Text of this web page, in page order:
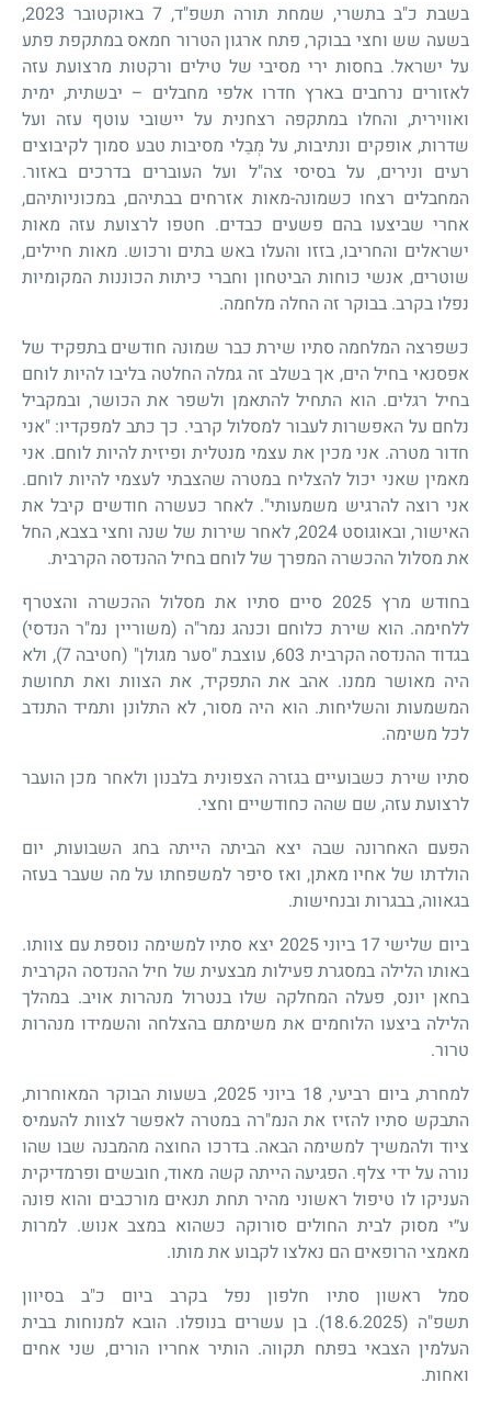
בשבת כ"ב בתשרי, שמחת תורה תשפ"ד, 7 באוקטובר 2023,
בשעה שש וחצי בבוקר, פתח ארגון הטרור חמאס במתקפת פתע
על ישראל. בחסות ירי מסיבי של טילים ורקטות מרצועת עזה
לאזורים נרחבים בארץ חדרו אלפי מחבלים – יבשתית, ימית
ואווירית, והחלו במתקפה רצחנית על יישובי עוטף עזה ועל
שדרות, אופקים ונתיבות, על מְבַלי מסיבות טבע סמוך לקיבוצים
רעים ונירים, על בסיסי צה"ל ועל העוברים בדרכים באזור.
המחבלים רצחו כשמונה-מאות אזרחים בבתיהם, במכוניותיהם,
אחרי שביצעו בהם פשעים כבדים. חטפו לרצועת עזה מאות
ישראלים והחריבו, בזזו והעלו באש בתים ורכוש. מאות חיילים,
שוטרים, אנשי כוחות הביטחון וחברי כיתות הכוננות המקומיות
נפלו בקרב. בבוקר זה החלה מלחמה.
כשפרצה המלחמה סתיו שירת כבר שמונה חודשים בתפקיד של
אפסנאי בחיל הים, אך בשלב זה גמלה החלטה בליבו להיות לוחם
בחיל רגלים. הוא התחיל להתאמן ולשפר את הכושר, ובמקביל
נלחם על האפשרות לעבור למסלול קרבי. כך כתב למפקדיו: "אני
חדור מטרה. אני מכין את עצמי מנטלית ופיזית להיות לוחם. אני
מאמין שאני יכול להצליח במטרה שהצבתי לעצמי להיות לוחם.
אני רוצה להרגיש משמעותי". לאחר כעשרה חודשים קיבל את
האישור, ובאוגוסט 2024, לאחר שירות של שנה וחצי בצבא, החל
את מסלול ההכשרה המפרך של לוחם בחיל ההנדסה הקרבית.
בחודש מרץ 2025 סיים סתיו את מסלול ההכשרה והצטרף
ללחימה. הוא שירת כלוחם וכנהג נמר"ה (משוריין נמ"ר הנדסי)
בגדוד ההנדסה הקרבית 603, עוצבת "סער מגולן" (חטיבה 7), ולא
היה מאושר ממנו. אהב את התפקיד, את הצוות ואת תחושת
המשמעות והשליחות. הוא היה מסור, לא התלונן ותמיד התנדב
לכל משימה.
סתיו שירת כשבועיים בגזרה הצפונית בלבנון ולאחר מכן הועבר
לרצועת עזה, שם שהה כחודשיים וחצי.
הפעם האחרונה שבה יצא הביתה הייתה בחג השבועות, יום
הולדתו של אחיו מאתן, ואז סיפר למשפחתו על מה שעבר בעזה
בגאווה, בבגרות ובנחישות.
ביום שלישי 17 ביוני 2025 יצא סתיו למשימה נוספת עם צוותו.
באותו הלילה במסגרת פעילות מבצעית של חיל ההנדסה הקרבית
בחאן יונס, פעלה המחלקה שלו בנטרול מנהרות אויב. במהלך
הלילה ביצעו הלוחמים את משימתם בהצלחה והשמידו מנהרות
טרור.
למחרת, ביום רביעי, 18 ביוני 2025, בשעות הבוקר המאוחרות,
התבקש סתיו להזיז את הנמ"רה במטרה לאפשר לצוות להעמיס
ציוד ולהמשיך למשימה הבאה. בדרכו החוצה מהמבנה שבו שהו
נורה על ידי צלף. הפגיעה הייתה קשה מאוד, חובשים ופרמדיקית
העניקו לו טיפול ראשוני מהיר תחת תנאים מורכבים והוא פונה
ע״י מסוק לבית החולים סורוקה כשהוא במצב אנוש. למרות
מאמצי הרופאים הם נאלצו לקבוע את מותו.
סמל ראשון סתיו חלפון נפל בקרב ביום כ"ב בסיוון
תשפ"ה (18.6.2025). בן עשרים בנופלו. הובא למנוחות בבית
העלמין הצבאי בפתח תקווה. הותיר אחריו הורים, שני אחים
ואחות.